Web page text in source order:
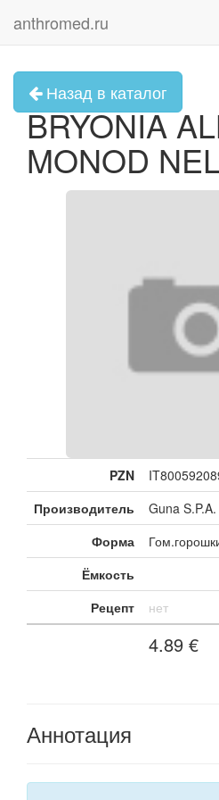
anthromed.ru
Назад в каталог
BRYONIA
MONOD
PZN
Производитель
Guna S.P.A.
Форма
Ёмкость
Рецепт
нет
4.89 €
Аннотация